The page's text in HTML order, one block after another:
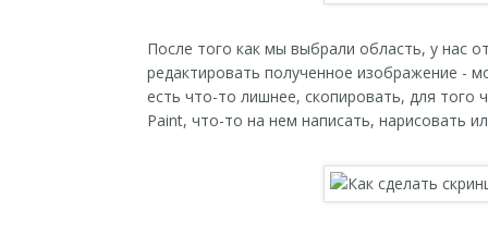
После того как мы выбрали область, у нас
редактировать полученное изображение -
есть что-то лишнее, скопировать, для того
Paint, что-то на нем написать, нарисовать